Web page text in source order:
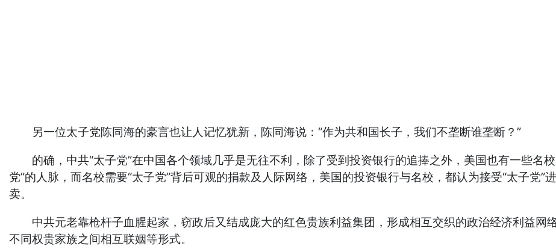
另一位太子党陈同海的豪言也让人记忆犹新，陈同海说：“作为共和国长子，我们不垄断谁垄断？”
的确，中共“太子党”在中国各个领域几乎是无往不利，除了受到投资银行的追捧之外，美国也有一些名
党”的人脉，而名校需要“太子党”背后可观的捐款及人际网络，美国的投资银行与名校，都认为接受“太子党
卖。
中共元老靠枪杆子血腥起家，窃政后又结成庞大的红色贵族利益集团，形成相互交织的政治经济利益网
不同权贵家族之间相互联姻等形式。